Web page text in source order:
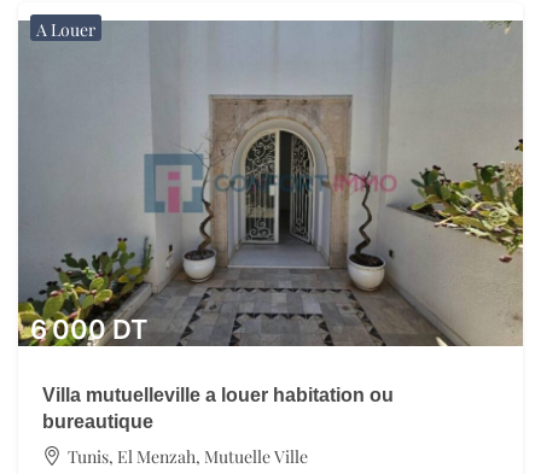
A Louer
6 000DT
Villa mutuelleville a louer habitation ou
bureautique
Tunis, El Menzah, Mutuelle Ville